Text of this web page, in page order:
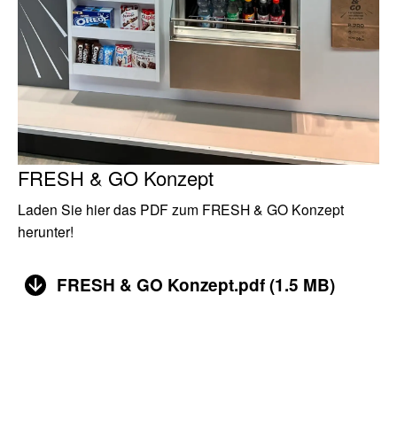
FRESH & GO Konzept
Laden Sie hier das PDF zum FRESH & GO Konzept
herunter!
FRESH & GO Konzept.pdf(1.5 MB)